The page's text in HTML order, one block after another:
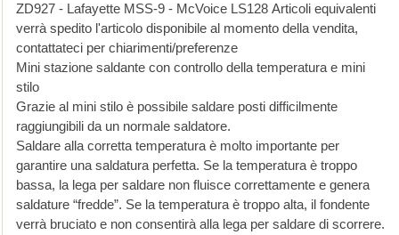
ZD927 - Lafayette MSS-9 - McVoice LS128 Articoli equivalenti
verrà spedito l'articolo disponibile al momento della vendita,
contattateci per chiarimenti/preferenze
Mini stazione saldante con controllo della temperatura e mini
stilo
Grazie al mini stilo è possibile saldare posti difficilmente
raggiungibili da un normale saldatore.
Saldare alla corretta temperatura è molto importante per
garantire una saldatura perfetta. Se la temperatura è troppo
bassa, la lega per saldare non fluisce correttamente e genera
saldature “fredde”. Se la temperatura è troppo alta, il fondente
verrà bruciato e non consentirà alla lega per saldare di scorrere.